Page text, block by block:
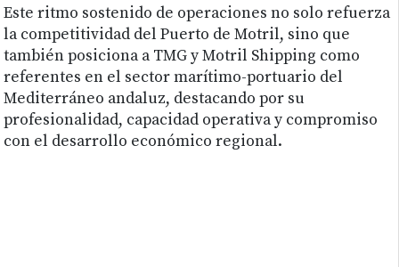
Este ritmo sostenido de operaciones no solo refuerza
la competitividad del Puerto de Motril, sino que
también posiciona a TMG y Motril Shipping como
referentes en el sector marítimo-portuario del
Mediterráneo andaluz, destacando por su
profesionalidad, capacidad operativa y compromiso
con el desarrollo económico regional.